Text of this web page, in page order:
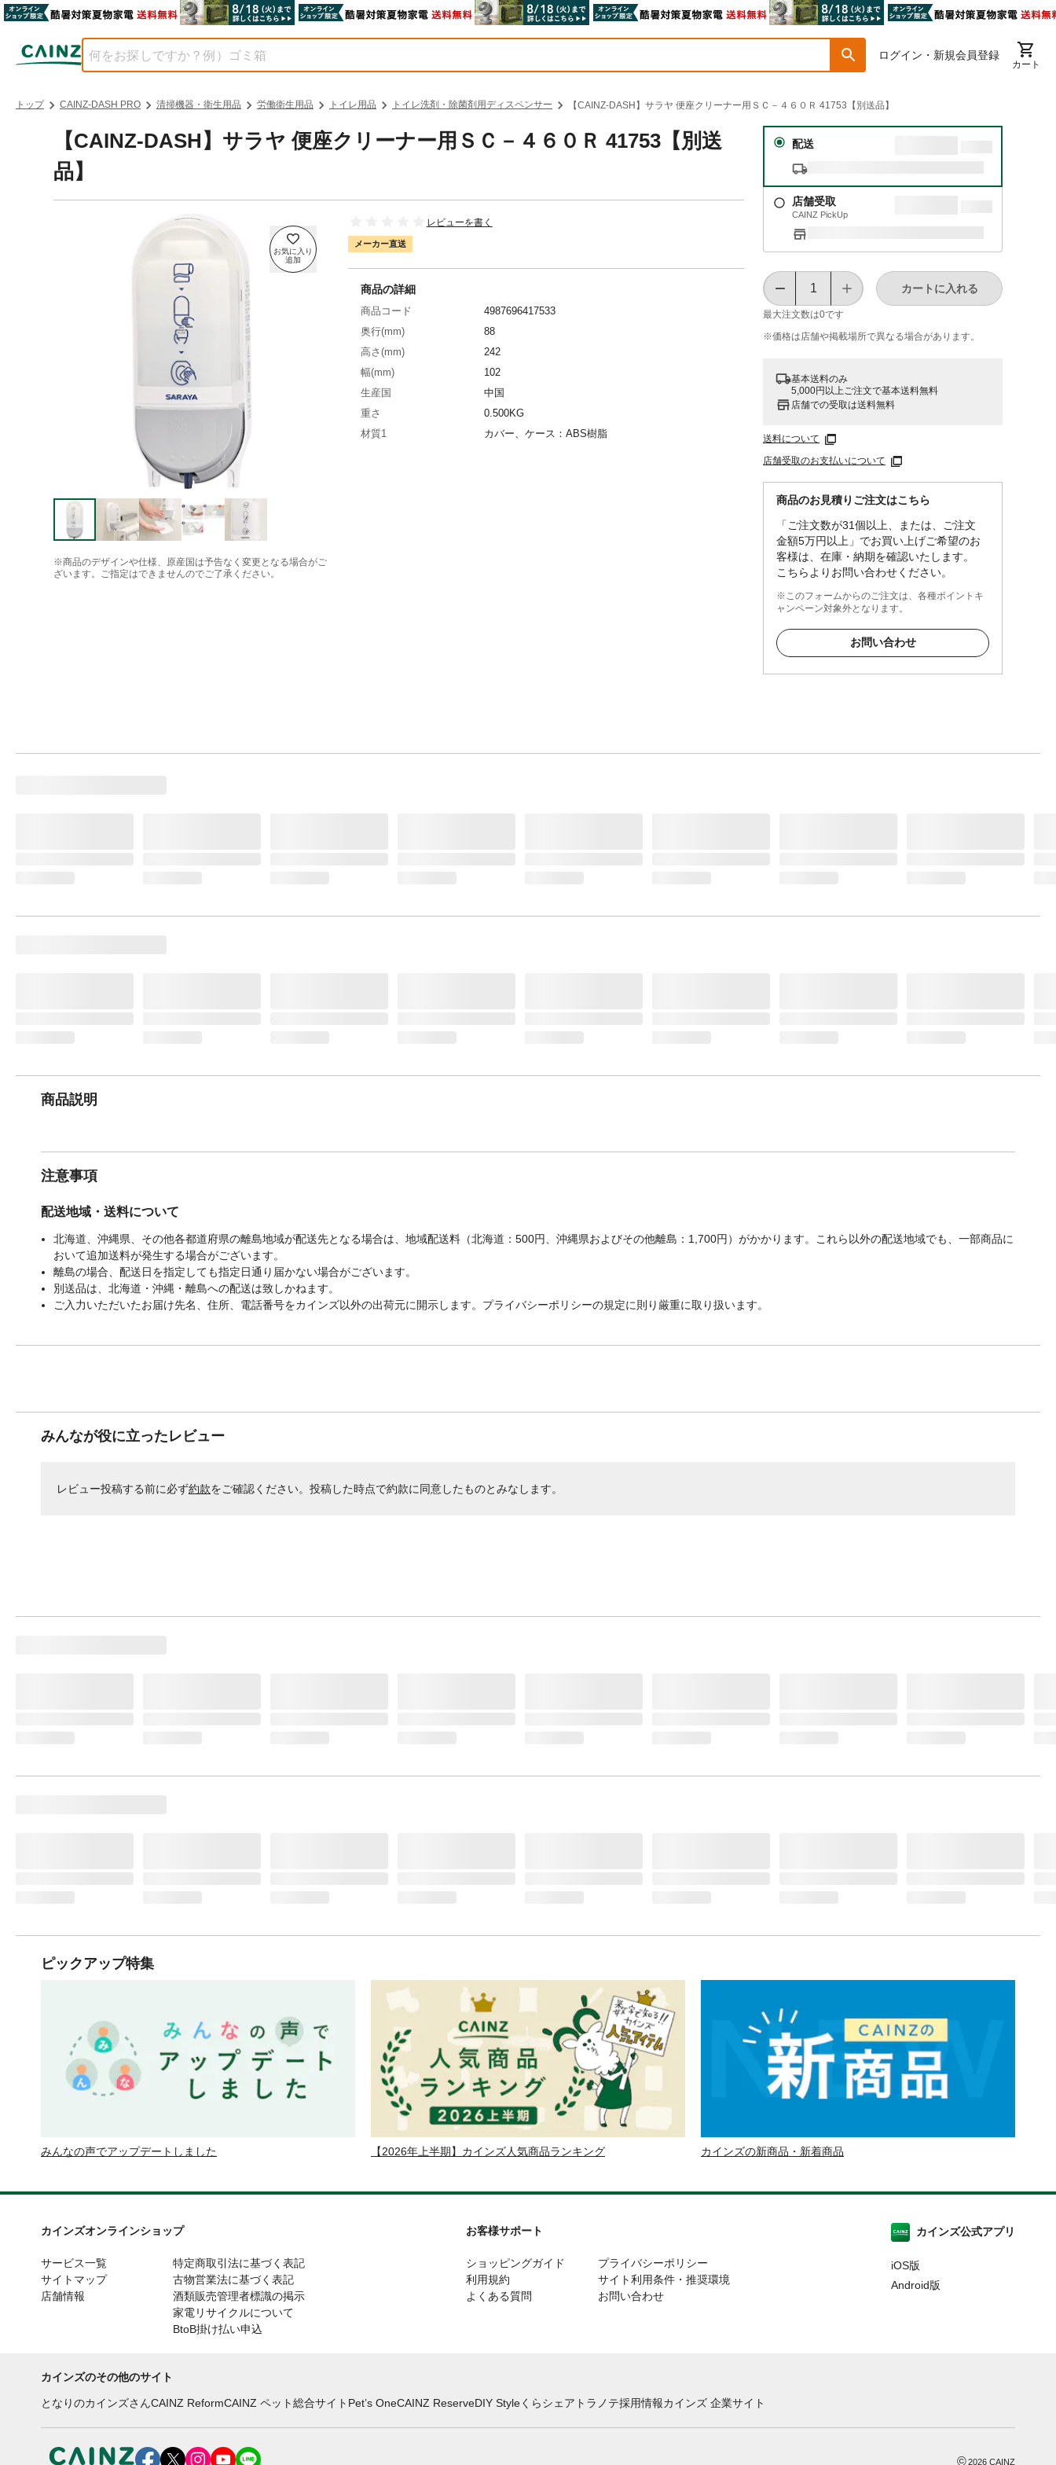
ログイン・新規会員登録
カート
トップ CAINZ-DASH PRO 清掃機器・衛生用品 労働衛生用品 トイレ用品 トイレ洗剤・除菌剤用ディスペンサー 【CAINZ-DASH】サラヤ 便座クリーナー用ＳＣ－４６０Ｒ 41753【別送品】
【CAINZ-DASH】サラヤ 便座クリーナー用ＳＣ－４６０Ｒ 41753【別送
品】
※商品のデザインや仕様、原産国は予告なく変更となる場合がご
ざいます。ご指定はできませんのでご了承ください。
レビューを書く
メーカー直送
配送
店舗受取
CAINZ PickUp
最大注文数は0です
カートに入れる
※価格は​店舗や​掲載場所で​異なる​場合が​あります。
基本送料のみ
5,000円以上ご注文で基本送料無料
店舗での受取は送料無料
送料について
店舗受取のお支払いについて
商品のお見積りご注文はこちら
「ご注文数が31個以上、または、ご注文
金額5万円以上」でお買い上げご希望のお
客様は、在庫・納期を確認いたします。
こちらよりお問い合わせください。
※このフォームからのご注文は、各種ポイントキ
ャンペーン対象外となります。
お問い合わせ
商品の詳細
商品コード
4987696417533
奥行(mm)
88
高さ(mm)
242
幅(mm)
102
生産国
中国
重さ
0.500KG
材質1
カバー、ケース：ABS樹脂
商品説明
注意事項
配送地域・送料について
北海道、沖縄県、その他各都道府県の離島地域が配送先となる場合は、地域配送料（北海道：500円、沖縄県およびその他離島：1,700円）がかかります。これら以外の配送地域でも、一部商品に
おいて追加送料が発生する場合がございます。
離島の場合、配送日を指定しても指定日通り届かない場合がございます。
別送品は、北海道・沖縄・離島への配送は致しかねます。
ご入力いただいたお届け先名、住所、電話番号をカインズ以外の出荷元に開示します。プライバシーポリシーの規定に則り厳重に取り扱います。
みんなが役に立ったレビュー
レビュー投稿する前に必ず約款をご確認ください。投稿した時点で約款に同意したものとみなします。
ピックアップ特集
みんなの声でアップデートしました 【2026年上半期】カインズ人気商品ランキング カインズの新商品・新着商品
カインズオンラインショップ
サービス一覧
サイトマップ
店舗情報
特定商取引法に基づく表記
古物営業法に基づく表記
酒類販売管理者標識の掲示
家電リサイクルについて
BtoB掛け払い申込
お客様サポート
ショッピングガイド
利用規約
よくある質問
プライバシーポリシー
サイト利用条件・推奨環境
お問い合わせ
カインズ公式アプリ
iOS版
Android版
カインズのその他のサイト
となりのカインズさんCAINZ ReformCAINZ ペット総合サイト Pet’s OneCAINZ ReserveDIY Styleくらシェア トラノテ採用情報カインズ 企業サイト
©2026 CAINZ